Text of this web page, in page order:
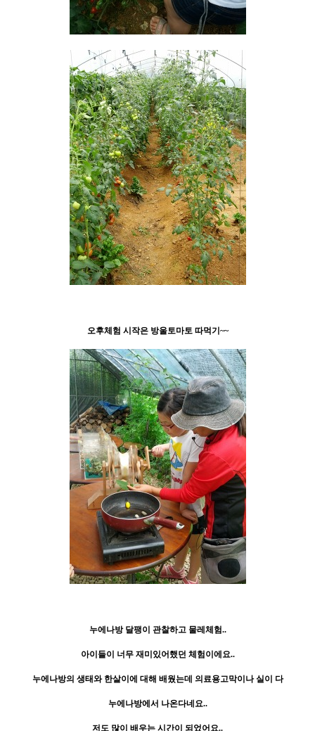
오후체험 시작은 방울토마토 따먹기~~
누에나방 달팽이 관찰하고 물레체험..
아이들이 너무 재미있어했던 체험이에요..
누에나방의 생태와 한살이에 대해 배웠는데 의료용고막이나 실이 다
누에나방에서 나온다네요..
저도 많이 배우는 시간이 되었어요..